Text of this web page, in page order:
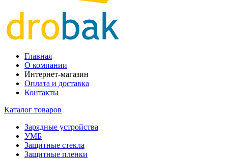
Главная
О компании
Интернет-магазин
Оплата и доставка
Контакты
Каталог товаров
Зарядные устройства
УМБ
Защитные стекла
Защитные пленки